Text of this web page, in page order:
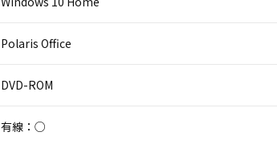
Polaris Office
DVD-ROM
有線：○